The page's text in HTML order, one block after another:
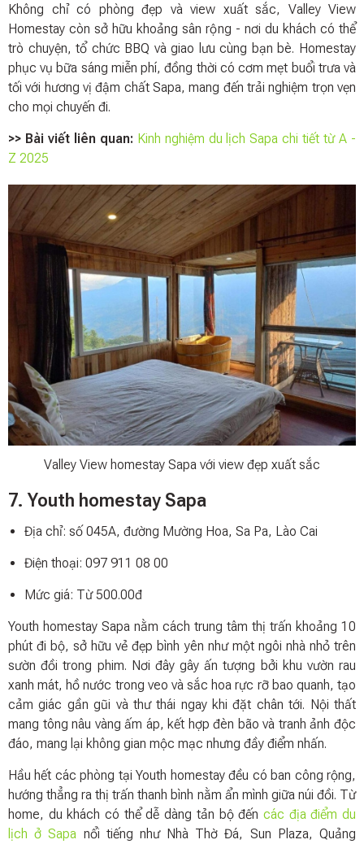
Không chỉ có phòng đẹp và view xuất sắc, Valley View
Homestay còn sở hữu khoảng sân rộng - nơi du khách có thể
trò chuyện, tổ chức BBQ và giao lưu cùng bạn bè. Homestay
phục vụ bữa sáng miễn phí, đồng thời có cơm mẹt buổi trưa và
tối với hương vị đậm chất Sapa, mang đến trải nghiệm trọn vẹn
cho mọi chuyến đi.
>> Bài viết liên quan: Kinh nghiệm du lịch Sapa chi tiết từ A -
Z 2025
Valley View homestay Sapa với view đẹp xuất sắc
7. Youth homestay Sapa
Địa chỉ: số 045A, đường Mường Hoa, Sa Pa, Lào Cai
Điện thoại: 097 911 08 00
Mức giá: Từ 500.00đ
Youth homestay Sapa nằm cách trung tâm thị trấn khoảng 10
phút đi bộ, sở hữu vẻ đẹp bình yên như một ngôi nhà nhỏ trên
sườn đồi trong phim. Nơi đây gây ấn tượng bởi khu vườn rau
xanh mát, hồ nước trong veo và sắc hoa rực rỡ bao quanh, tạo
cảm giác gần gũi và thư thái ngay khi đặt chân tới. Nội thất
mang tông nâu vàng ấm áp, kết hợp đèn bão và tranh ảnh độc
đáo, mang lại không gian mộc mạc nhưng đầy điểm nhấn.
Hầu hết các phòng tại Youth homestay đều có ban công rộng,
hướng thẳng ra thị trấn thanh bình nằm ẩn mình giữa núi đồi. Từ
home, du khách có thể dễ dàng tản bộ đến các địa điểm du
lịch ở Sapa nổi tiếng như Nhà Thờ Đá, Sun Plaza, Quảng